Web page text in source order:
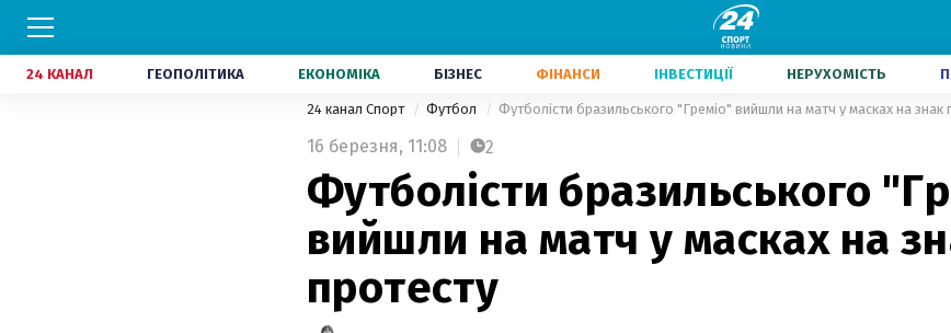
24 КАНАЛ ГЕОПОЛІТИКА ЕКОНОМІКА БІЗНЕС ФІНАНСИ ІНВЕСТИЦІЇ НЕРУХОМІСТЬ
24 канал Спорт Футбол Футболісти бразильського "Греміо" вийшли на матч у масках на знак
16 березня, 11:08 2
Футболісти бразильського
вийшли на матч у масках на
протесту